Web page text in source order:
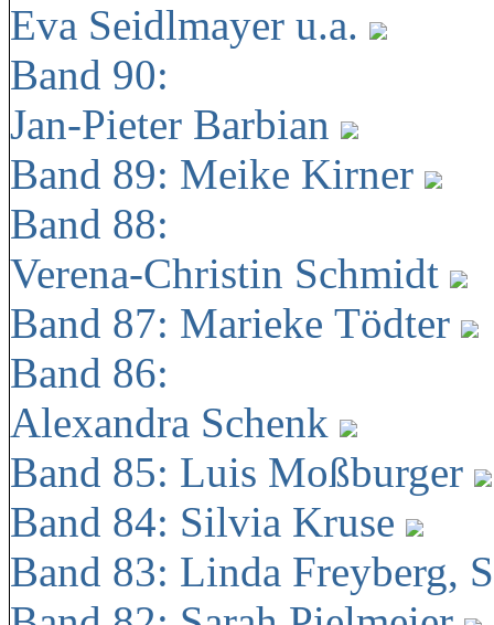
Eva Seidlmayer u.a.
Band 90:
Jan-Pieter Barbian
Band 89: Meike Kirner
Band 88:
Verena-Christin Schmidt
Band 87: Marieke Tödter
Band 86:
Alexandra Schenk
Band 85: Luis Moßburger
Band 84: Silvia Kruse
Band 83: Linda Freyberg,